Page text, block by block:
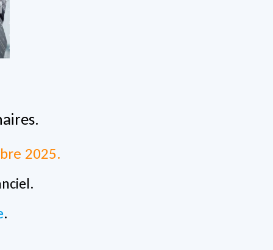
2025.
.